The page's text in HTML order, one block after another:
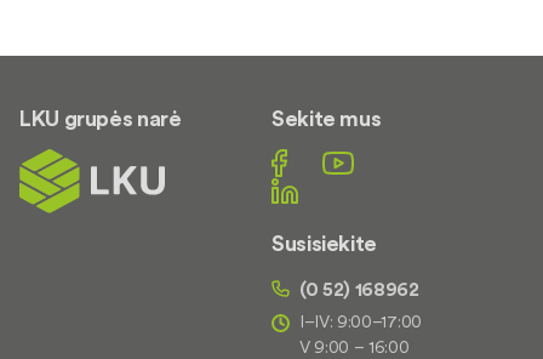
LKU grupės narė Sekite mus
Susisiekite
(0 52) 168962
I–IV: 9:00–17:00
V 9:00 – 16:00